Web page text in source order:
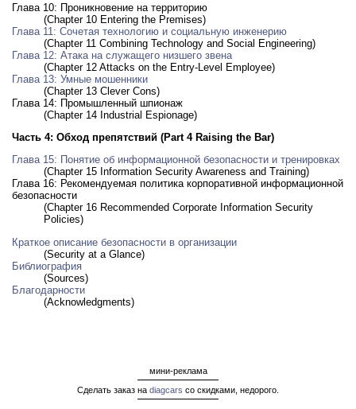
Глава 10: Проникновение на территорию
(Chapter 10 Entering the Premises)
Глава 11: Сочетая технологию и социальную инженерию
(Chapter 11 Combining Technology and Social Engineering)
Глава 12: Атака на служащего низшего звена
(Chapter 12 Attacks on the Entry-Level Employee)
Глава 13: Умные мошенники
(Chapter 13 Clever Cons)
Глава 14: Промышленный шпионаж
(Chapter 14 Industrial Espionage)
Часть 4: Обход препятствий (Part 4 Raising the Bar)
Глава 15: Понятие об информационной безопасности и тренировках
(Chapter 15 Information Security Awareness and Training)
Глава 16: Рекомендуемая политика корпоративной информационной
безопасности
(Chapter 16 Recommended Corporate Information Security
Policies)
Краткое описание безопасности в организации
(Security at a Glance)
Библиография
(Sources)
Благодарности
(Acknowledgments)
мини-реклама
Сделать заказ на diagcars со скидками, недорого.